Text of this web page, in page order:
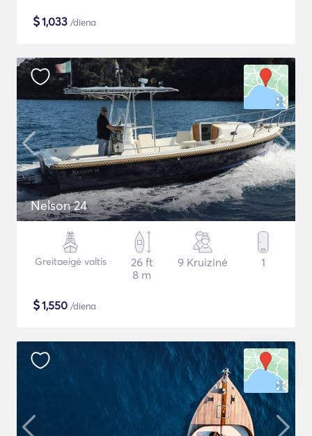
$1,033 /diena
Nelson 24
Greitaeigė valtis
26 ft
8 m
9 Kruizinė 1
$1,550 /diena